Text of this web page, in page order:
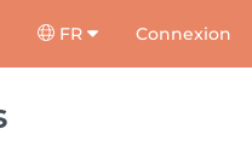
FR Connexion